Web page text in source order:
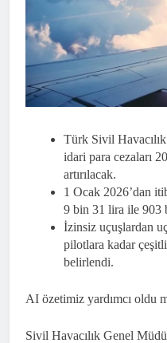
Türk Sivil
idari para cezaları
artırılacak.
1 Ocak 2026’dan
9 bin 31 lira ile 903
İzinsiz uçuşlardan
pilotlara kadar
belirlendi.
AI özetimiz yardımcı oldu
Sivil Havacılık Genel